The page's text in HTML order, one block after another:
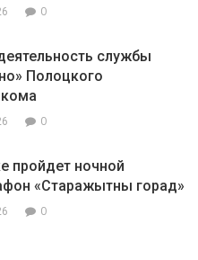
0
службы
Полоцкого
0
пройдет ночной
«Старажытны горад»
0